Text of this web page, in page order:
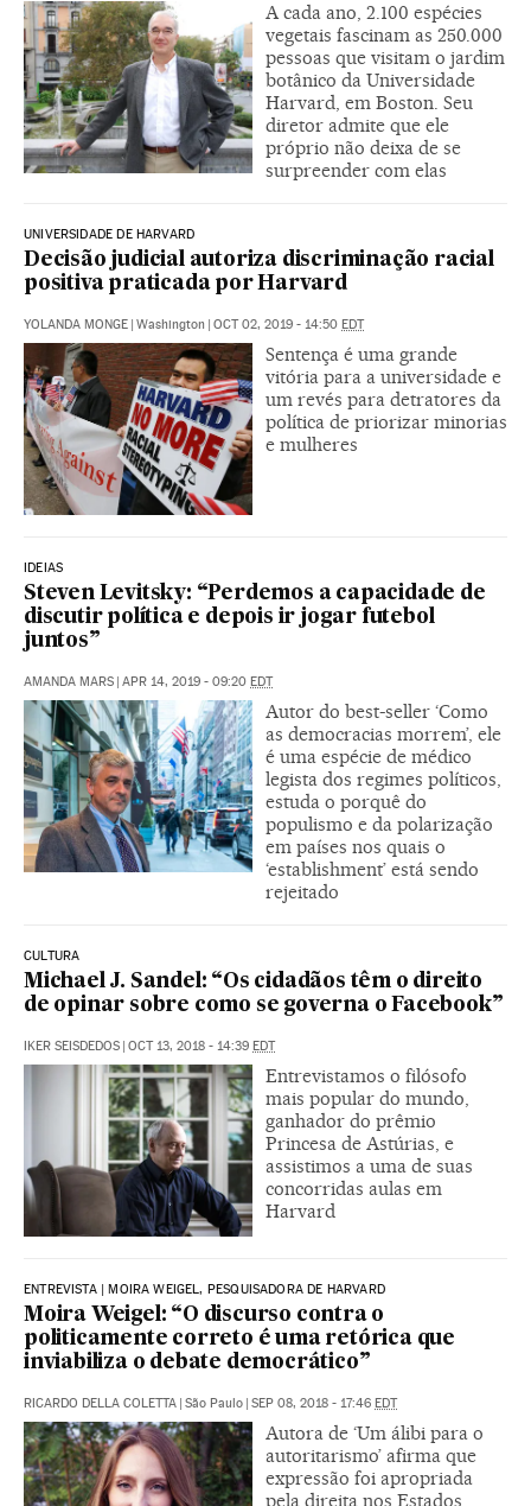
A cada ano, 2.100 espécies
vegetais fascinam as 250.000
pessoas que visitam o jardim
botânico da Universidade
Harvard, em Boston. Seu
diretor admite que ele
próprio não deixa de se
surpreender com elas
UNIVERSIDADE DE HARVARD
Decisão judicial autoriza discriminação racial
positiva praticada por Harvard
YOLANDA MONGE Washington OCT 02, 2019 - 14:50 EDT
Sentença é uma grande
vitória para a universidade e
um revés para detratores da
política de priorizar minorias
e mulheres
IDEIAS
Steven Levitsky: “Perdemos a capacidade de
discutir política e depois ir jogar futebol
juntos”
AMANDA MARS APR 14, 2019 - 09:20 EDT
Autor do best-seller ‘Como
as democracias morrem’, ele
é uma espécie de médico
legista dos regimes políticos,
estuda o porquê do
populismo e da polarização
em países nos quais o
‘establishment’ está sendo
rejeitado
CULTURA
Michael J. Sandel: “Os cidadãos têm o direito
de opinar sobre como se governa o Facebook”
IKER SEISDEDOS OCT 13, 2018 - 14:39 EDT
Entrevistamos o filósofo
mais popular do mundo,
ganhador do prêmio
Princesa de Astúrias, e
assistimos a uma de suas
concorridas aulas em
Harvard
ENTREVISTA | MOIRA WEIGEL, PESQUISADORA DE HARVARD
Moira Weigel: “O discurso contra o
politicamente correto é uma retórica que
inviabiliza o debate democrático”
RICARDO DELLA COLETTA | São Paulo | SEP 08, 2018 - 17:46 EDT
Autora de ‘Um álibi para o
autoritarismo’ afirma que
expressão foi apropriada
pela direita nos Estados